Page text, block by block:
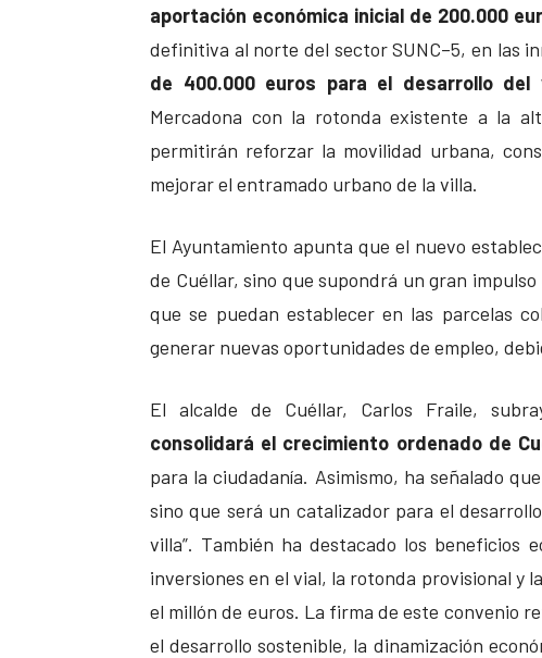
aportación económica inicial de 200.000
definitiva al norte del sector SUNC–5, en las
de 400.000 euros para el desarrollo del
Mercadona con la rotonda existente a la
permitirán reforzar la movilidad urbana,
mejorar el entramado urbano de la villa.
El Ayuntamiento apunta que el nuevo
de Cuéllar, sino que supondrá un gran
que se puedan establecer en las parcelas
generar nuevas oportunidades de empleo,
El alcalde de Cuéllar, Carlos Fraile,
consolidará el crecimiento ordenado de
para la ciudadanía. Asimismo, ha señalado
sino que será un catalizador para el
villa”. También ha destacado los beneficios
inversiones en el vial, la rotonda provisional y
el millón de euros. La firma de este convenio
el desarrollo sostenible, la dinamización